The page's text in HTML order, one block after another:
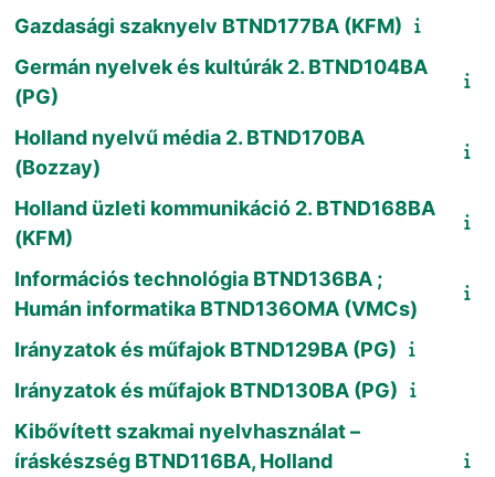
Gazdasági szaknyelv BTND177BA (KFM)
Germán nyelvek és kultúrák 2. BTND104BA
(PG)
Holland nyelvű média 2. BTND170BA
(Bozzay)
Holland üzleti kommunikáció 2. BTND168BA
(KFM)
Információs technológia BTND136BA ;
Humán informatika BTND136OMA (VMCs)
Irányzatok és műfajok BTND129BA (PG)
Irányzatok és műfajok BTND130BA (PG)
Kibővített szakmai nyelvhasználat –
íráskészség BTND116BA, Holland